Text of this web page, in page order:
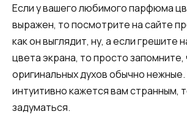
Если у вашего любимого парфюма
выражен, то посмотрите на сайте
как он выглядит, ну, а если грешите
цвета экрана, то просто запомните,
оригинальных духов обычно
интуитивно кажется вам странным,
задуматься.